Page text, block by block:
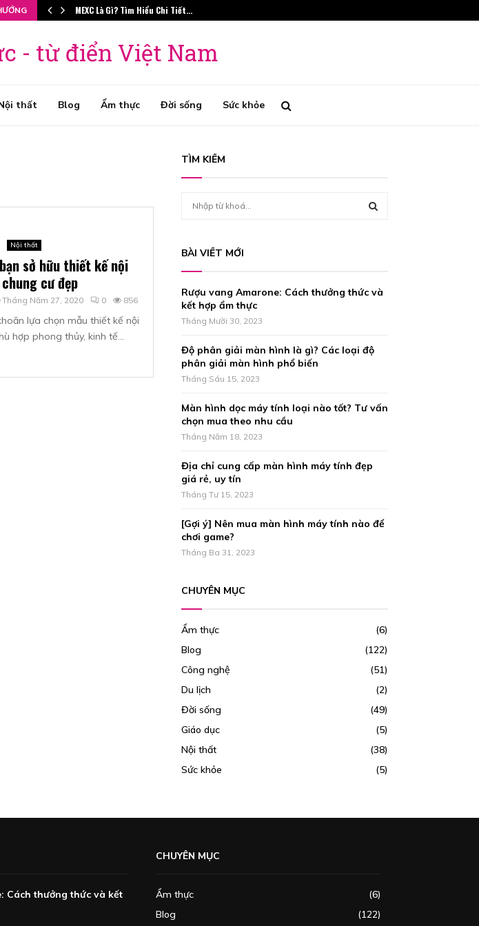
MEXC Là Gì? Tìm Hiểu Chi Tiết…
- từ điển Việt Nam
thất Blog Ẩm thực Đời sống Sức khỏe
Nội thất
sở hữu thiết kế nội
cư đẹp
Tháng Năm 27, 2020 0 856
lựa chọn mẫu thiết kế nội
hợp phong thủy, kinh tế...
TÌM KIẾM
c
h
f
o
A
C
BÀI VIẾT MỚI
Rượu vang Amarone: Cách thưởng thức và
kết hợp ẩm thực
Tháng Mười 30, 2023
Độ phân giải màn hình là gì? Các loại độ
phân giải màn hình phổ biến
Tháng Sáu 15, 2023
Màn hình dọc máy tính loại nào tốt? Tư vấn
chọn mua theo nhu cầu
Tháng Năm 18, 2023
Địa chỉ cung cấp màn hình máy tính đẹp
giá rẻ, uy tín
Tháng Tư 15, 2023
[Gợi ý] Nên mua màn hình máy tính nào để
chơi game?
Tháng Ba 31, 2023
CHUYÊN MỤC
Ẩm thực
(6)
Blog
(122)
Công nghệ
(51)
Du lịch
(2)
Đời sống
(49)
Giáo dục
(5)
Nội thất
(38)
Sức khỏe
(5)
Cách thưởng thức và kết
CHUYÊN MỤC
Ẩm thực
(6)
Blog
(122)